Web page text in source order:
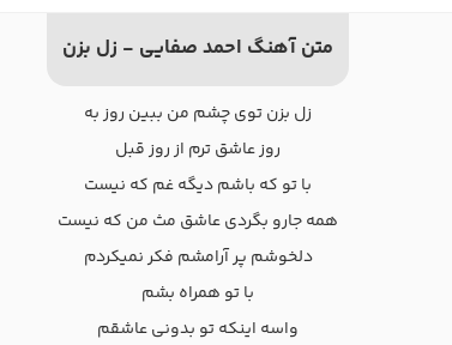
متن آهنگ احمد صفایی - زل بزن
زل بزن توی چشم من ببین روز به
روز عاشق ترم از روز قبل
با تو که باشم دیگه غم که نیست
همه جارو بگردی عاشق مث من که نیست
دلخوشم پر آرامشم فکر نمیکردم
با تو همراه بشم
واسه اینکه تو بدونی عاشقم